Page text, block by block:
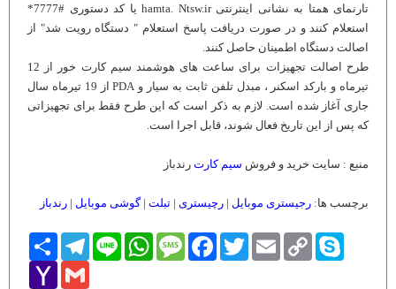
تارنمای همتا به نشانی اینترنتی hamta. Ntsw.ir یا کد دستوری #7777*
استعلام کنند و در صورت دریافت پاسخ استعلام " دستگاه رویت شد" از
اصالت دستگاه اطمینان حاصل کنند.
طرح اصالت تجهیزات برای ساعت های هوشمند سیم کارت خور از 12
تیرماه و بارکد اسکنر ، مبدل تلفن ثابت به سیار و PDA از 19 تیرماه سال
جاری آغاز شده است. لازم به ذکر است که این طرح فقط برای تجهیزاتی
که پس از این تاریخ فعال شوند، قابل اجرا است.
منبع : سایت خرید و فروش سیم کارت رندباز
برچسب ها: رجیستری موبایل | رچیستری | تبلت |گوشی موبایل | رندباز
اشتراکTelegram Line
WhatsAppMessageFacebookTwitter Email
Copy
Link
Skype
Yahoo
Mail
Gmail